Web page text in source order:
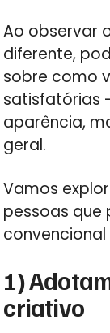
Ao observar
diferente,
sobre como
satisfatórias
aparência,
geral.
Vamos
pessoas que
1)
criativo